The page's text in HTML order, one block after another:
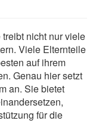
nicht nur viele
Viele Elternteile
auf ihrem
Genau hier setzt
an. Sie bietet
für die